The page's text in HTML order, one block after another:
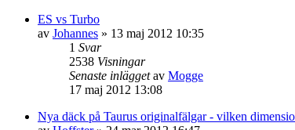
ES vs Turbo
av Johannes » 13 maj 2012 10:35
1 Svar
2538 Visningar
Senaste inläggetav Mogge
17 maj 2012 13:08
Nya däck på Taurus originalfälgar - vilken